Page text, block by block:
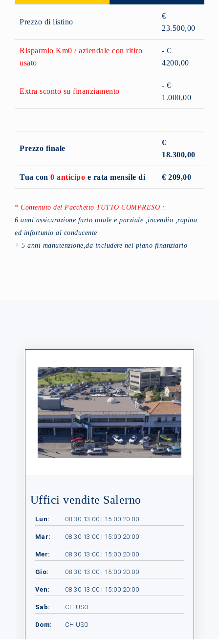
Prezzo di listino
€
23.500,00
Risparmio Km0 / aziendale con ritiro
usato
- €
4200,00
Extra sconto su finanziamento
- €
1.000,00
Prezzo finale
€
18.300,00
Tua con 0 anticipo e rata mensile di € 209,00
* Contenuto del Pacchetto TUTTO COMPRESO :
6 anni assicurazione furto totale e parziale ,incendio ,rapina
ed infortunio al conducente
+ 5 anni manutenzione,da includere nel piano finanziario
Uffici vendite Salerno
Lun: 08:30 13:00 | 15:00 20:00
Mar: 08:30 13:00 | 15:00 20:00
Mer: 08:30 13:00 | 15:00 20:00
Gio: 08:30 13:00 | 15:00 20:00
Ven: 08:30 13:00 | 15:00 20:00
Sab: CHIUSO
Dom: CHIUSO